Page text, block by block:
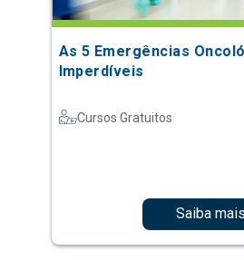
As 5 Emergências
Imperdíveis
Cursos Gratuitos
Saiba mais